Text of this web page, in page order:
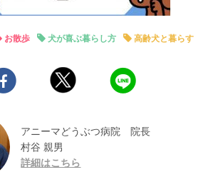
お散歩 犬が喜ぶ暮らし方 高齢犬と暮らす
アニーマどうぶつ病院 院長
村谷 親男
詳細はこちら